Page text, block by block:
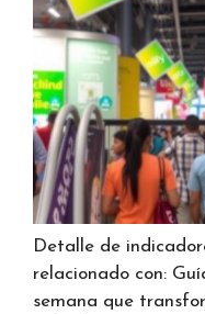
Detalle de
relacionado con:
semana que